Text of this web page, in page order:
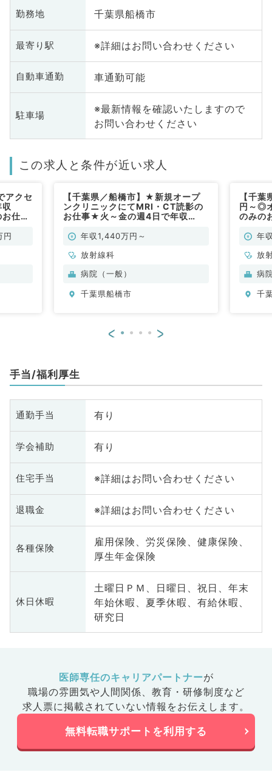
勤務地 千葉県船橋市
最寄り駅 ※詳細はお問い合わせください
自動車通勤 車通勤可能
駐車場
※最新情報を確認いたしますので
お問い合わせください
この求人と条件が近い求人
アクセ
仕事
円
【千葉県／船橋市】★新規オープ
ンクリニックにてMRI・CT読影の
お仕事★火～金の週4日で年収
カクリニックにてアクセス抜群（放
年収1,440万円～
放射線科
病院（一般）
千葉県船橋市
【千
円～◎
のみの
年
放
病
千
< >
手当/福利厚生
通勤手当 有り
学会補助 有り
住宅手当 ※詳細はお問い合わせください
退職金 ※詳細はお問い合わせください
各種保険
雇用保険、労災保険、健康保険、
厚生年金保険
休日休暇
土曜日ＰＭ、日曜日、祝日、年末
年始休暇、夏季休暇、有給休暇、
研究日
医師専任のキャリアパートナーが
職場の雰囲気や人間関係、 教育・研修制度など
求人票に掲載されていない情報をお伝えします。
無料転職サポートを利用する